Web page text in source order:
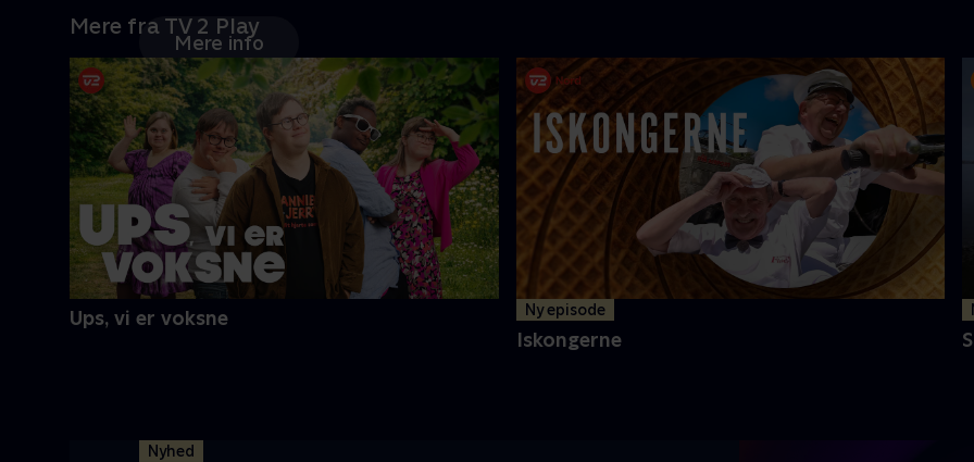
Mere info
Mere fra TV 2 Play
Ups, vi er voksne Ny episode
Iskongerne
Nyhed